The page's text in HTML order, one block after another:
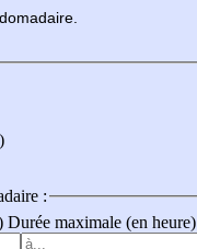
madaire
:
Durée maximale (en heure)